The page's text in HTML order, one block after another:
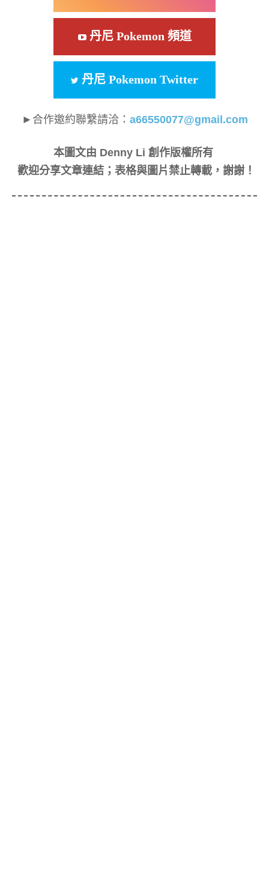
丹尼 Pokemon 頻道
丹尼 Pokemon Twitter
►合作邀約聯繫請洽： a66550077@gmail.com
本圖文由 Denny Li 創作版權所有
歡迎分享文章連結；表格與圖片禁止轉載，謝謝！